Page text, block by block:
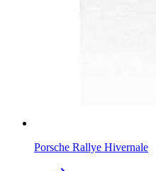
Porsche Rallye Hivernale